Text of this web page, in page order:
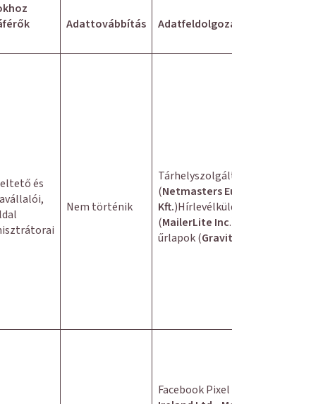
Adattovábbítás Adatfeldolgozás
és
Nem történik
Tárhelyszolgáltató
(Netmasters Europe
Kft.)Hírlevélküldő szoftver
(MailerLite Inc.)Webes
űrlapok (Gravity Forms
Facebook Pixel (